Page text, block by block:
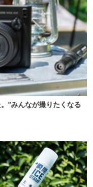
“みんなが撮りたくなる